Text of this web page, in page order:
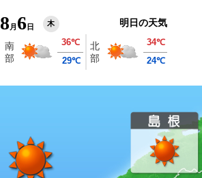
8 月 6日 木 明日の天気